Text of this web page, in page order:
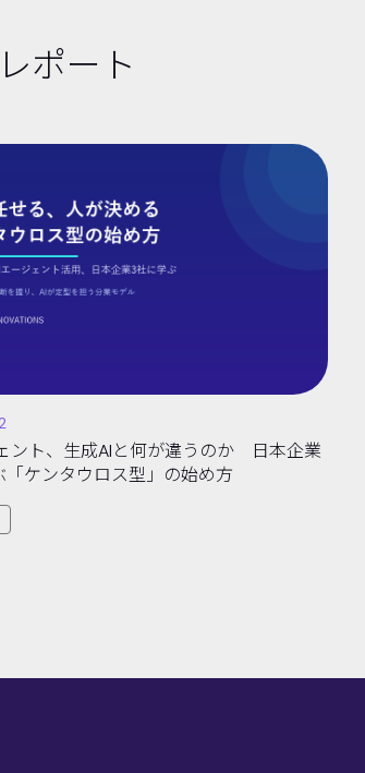
ポート
ント、生成AIと何が違うのか 日本企業
「ケンタウロス型」の始め方